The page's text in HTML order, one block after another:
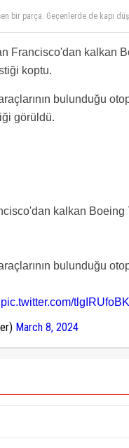
Francisco'dan kalkan
koptu.
bulunduğu
görüldü.
kalkan Boeing
bulunduğu
pic.twitter.com/tlgIRUfoBK
March 8, 2024